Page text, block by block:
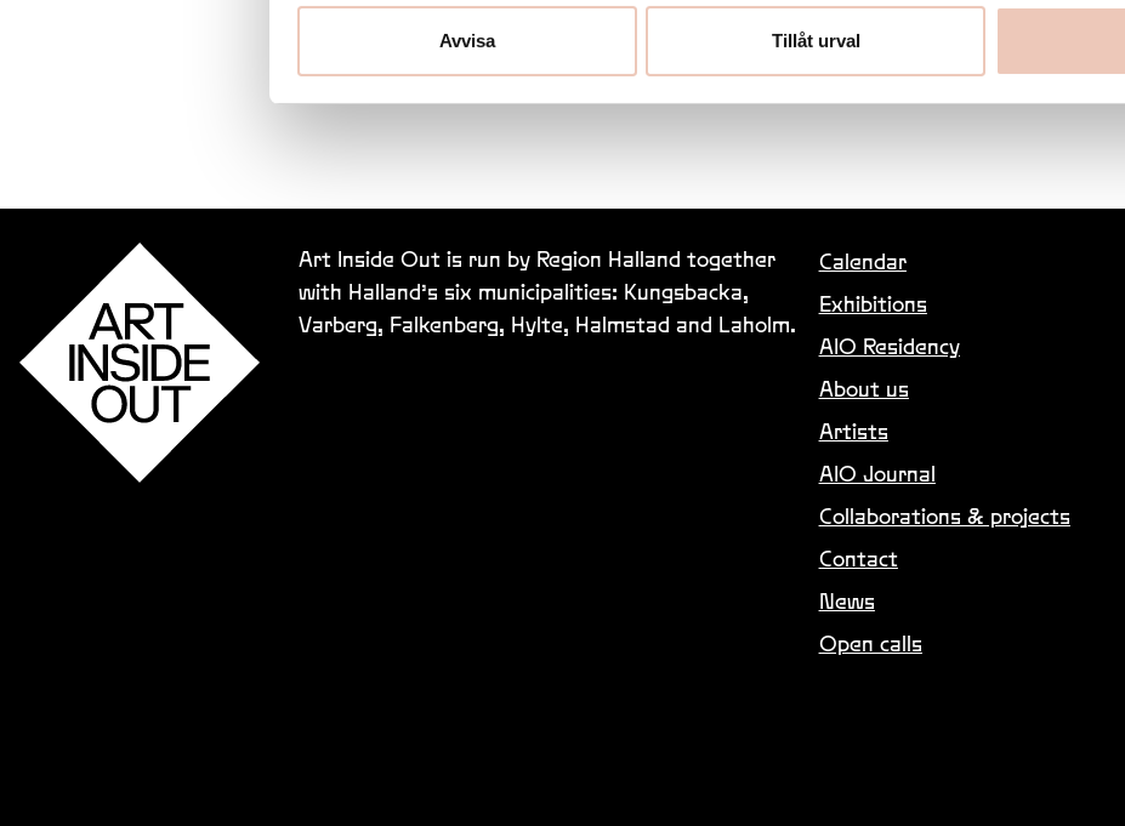
Avvisa Tillåt urval
Art Inside Out is run by Region Halland together
with Halland’s six municipalities: Kungsbacka,
Varberg, Falkenberg, Hylte, Halmstad and Laholm.
Calendar
Exhibitions
AIO Residency
About us
Artists
AIO Journal
Collaborations & projects
Contact
News
Open calls